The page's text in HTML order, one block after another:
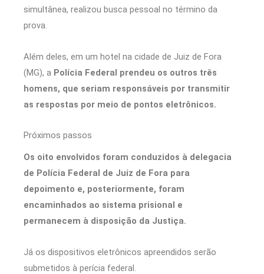
simultânea, realizou busca pessoal no término da
prova.
Além deles, em um hotel na cidade de Juiz de Fora
(MG), a Polícia Federal prendeu os outros três
homens, que seriam responsáveis por transmitir
as respostas por meio de pontos eletrônicos.
Próximos passos
Os oito envolvidos foram conduzidos à delegacia
de Polícia Federal de Juiz de Fora para
depoimento e, posteriormente, foram
encaminhados ao sistema prisional e
permanecem à disposição da Justiça.
Já os dispositivos eletrônicos apreendidos serão
submetidos à perícia federal.